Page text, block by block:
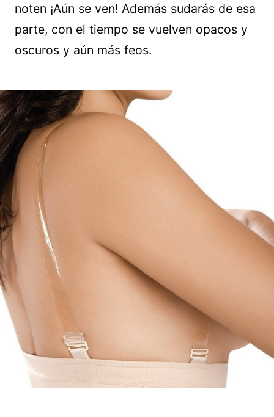
noten ¡Aún se ven! Además sudarás de esa
parte, con el tiempo se vuelven opacos y
oscuros y aún más feos.